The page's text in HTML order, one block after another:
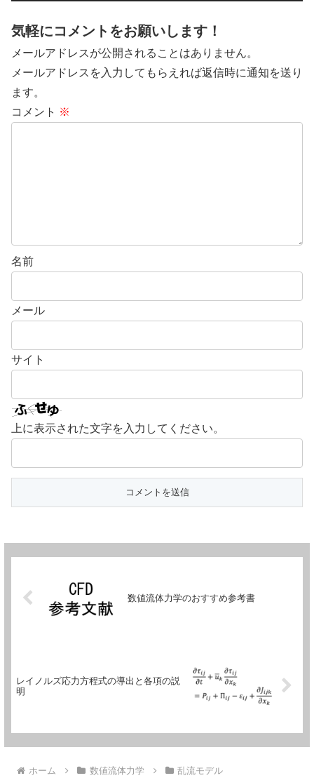
気軽にコメントをお願いします！
メールアドレスが公開されることはありません。
メールアドレスを入力してもらえれば返信時に通知を送り
ます。
コメント ※
名前
メール
サイト
上に表示された文字を入力してください。
数値流体力学のおすすめ参考書
レイノルズ応力方程式の導出と各項の説
明
ホーム 数値流体力学 乱流モデル